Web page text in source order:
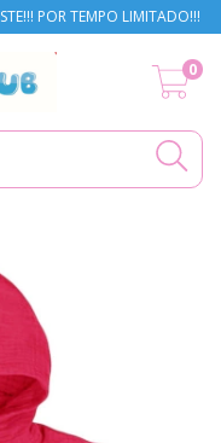
POR TEMPO LIMITADO!!!
0